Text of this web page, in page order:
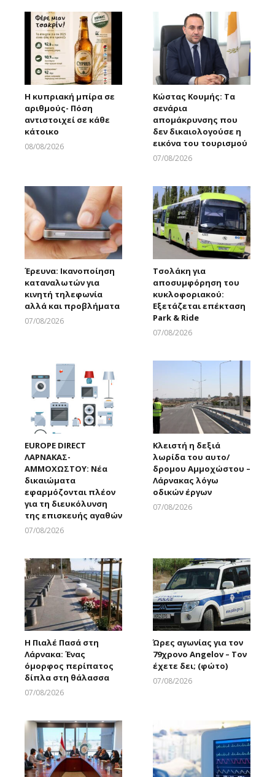
Η κυπριακή μπίρα σε
αριθμούς- Πόση
αντιστοιχεί σε κάθε
κάτοικο
08/08/2026
Κώστας Κουμής: Τα
σενάρια
απομάκρυνσης που
δεν δικαιολογούσε η
εικόνα του τουρισμού
07/08/2026
Έρευνα: Ικανοποίηση
καταναλωτών για
κινητή τηλεφωνία
αλλά και προβλήματα
07/08/2026
Τσολάκη για
αποσυμφόρηση του
κυκλοφοριακού:
Εξετάζεται επέκταση
Park & Ride
07/08/2026
EUROPE DIRECT
ΛΑΡΝΑΚΑΣ-
ΑΜΜΟΧΩΣΤΟΥ: Νέα
δικαιώματα
εφαρμόζονται πλέον
για τη διευκόλυνση
της επισκευής αγαθών
07/08/2026
Κλειστή η δεξιά
λωρίδα του αυτο/
δρομου Αμμοχώστου –
Λάρνακας λόγω
οδικών έργων
07/08/2026
Η Πιαλέ Πασά στη
Λάρνακα: Ένας
όμορφος περίπατος
δίπλα στη θάλασσα
07/08/2026
Ώρες αγωνίας για τον
79χρονο Angelov – Τον
έχετε δει; (φώτο)
07/08/2026